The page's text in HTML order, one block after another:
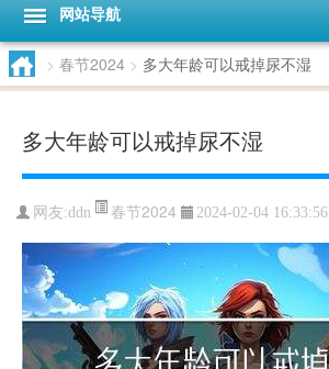
网站导航
> 春节2024 > 多大年龄可以戒掉尿不湿
多大年龄可以戒掉尿不湿
网友:ddn 春节2024 2024-02-04 16:33:56